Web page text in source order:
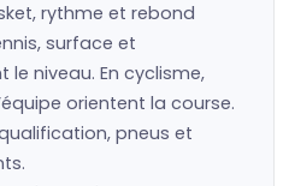
rythme et rebond
surface et
niveau. En cyclisme,
orientent la course.
pneus et